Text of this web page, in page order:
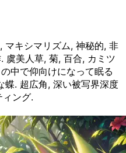
マキシマリズム, 神秘的, 非
虞美人草, 菊, 百合, カミツ
中で仰向けになって眠る
蝶. 超広角, 深い被写界深度
ング.